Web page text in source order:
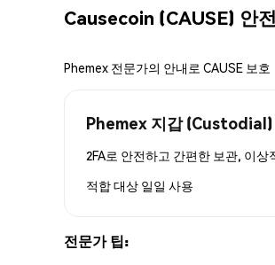
Causecoin (CAUSE) 안
Phemex 전문가의 안내로 CAUSE 보호
Phemex 지갑 (Custodial)
2FA로 안전하고 간편한 보관, 이상
적합 대상 일일 사용
전문가 팁: